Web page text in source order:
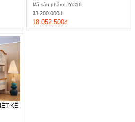
lại vẫn được gia công với một chiếc
lại chắc chắn bám sát vào thành
Mã sản phẩm: JYC16
18.052.500đ
33.200.000đ
KẾ